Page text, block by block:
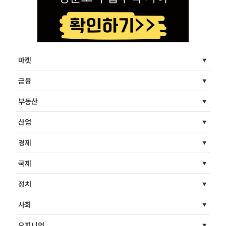
마켓
금융
부동산
산업
경제
국제
정치
사회